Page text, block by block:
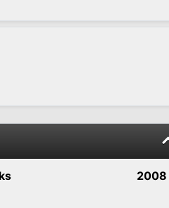
2008